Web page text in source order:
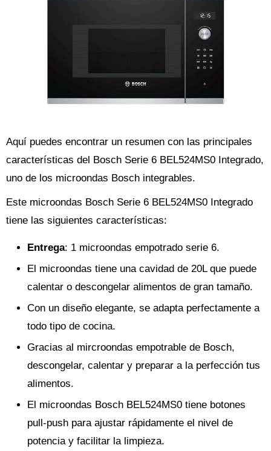
Aquí puedes encontrar un resumen con las principales
características del Bosch Serie 6 BEL524MS0 Integrado,
uno de los microondas Bosch integrables.
Este microondas Bosch Serie 6 BEL524MS0 Integrado
tiene las siguientes características:
Entrega: 1 microondas empotrado serie 6.
El microondas tiene una cavidad de 20L que puede
calentar o descongelar alimentos de gran tamaño.
Con un diseño elegante, se adapta perfectamente a
todo tipo de cocina.
Gracias al mircroondas empotrable de Bosch,
descongelar, calentar y preparar a la perfección tus
alimentos.
El microondas Bosch BEL524MS0 tiene botones
pull-push para ajustar rápidamente el nivel de
potencia y facilitar la limpieza.